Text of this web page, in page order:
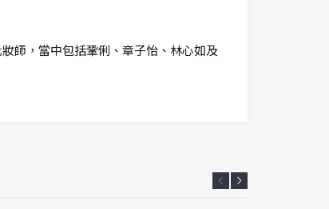
師，當中包括鞏俐、章子怡、林心如及